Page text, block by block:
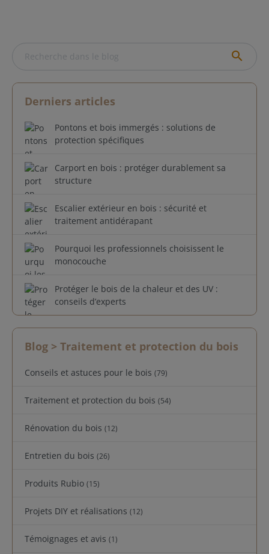
search
Derniers articles
Pontons et bois immergés : solutions de
protection spécifiques
Carport en bois : protéger durablement sa
structure
Escalier extérieur en bois : sécurité et
traitement antidérapant
Pourquoi les professionnels choisissent le
monocouche
Protéger le bois de la chaleur et des UV :
conseils d’experts
Blog > Traitement et protection du bois
Conseils et astuces pour le bois (79)
Traitement et protection du bois (54)
Rénovation du bois (12)
Entretien du bois (26)
Produits Rubio (15)
Projets DIY et réalisations (12)
Témoignages et avis (1)